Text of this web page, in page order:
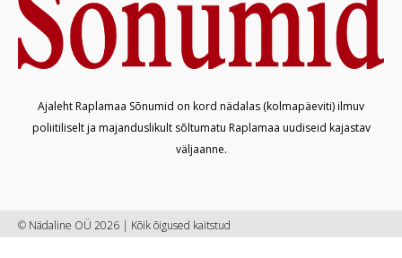
Ajaleht Raplamaa Sõnumid on kord nädalas (kolmapäeviti) ilmuv
poliitiliselt ja majanduslikult sõltumatu Raplamaa uudiseid kajastav
väljaanne.
© Nädaline OÜ 2026 | Kõik õigused kaitstud